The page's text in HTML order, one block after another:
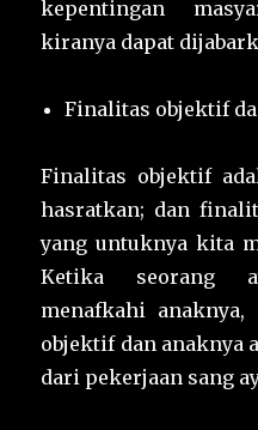
kepentingan
kiranya dapat
Finalitas objektif
Finalitas objektif
hasratkan; dan
yang untuknya kita
Ketika seorang
menafkahi
objektif dan anaknya
dari pekerjaan sang